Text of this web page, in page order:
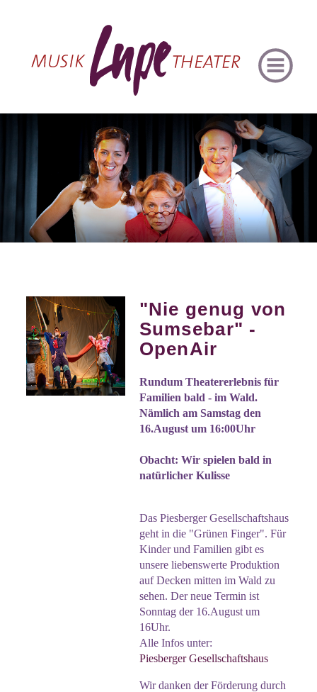
"Nie genug von
Sumsebar" -
OpenAir
Rundum Theatererlebnis für
Familien bald - im Wald.
Nämlich am Samstag den
16.August um 16:00Uhr
Obacht: Wir spielen bald in
natürlicher Kulisse
Das Piesberger Gesellschaftshaus
geht in die "Grünen Finger". Für
Kinder und Familien gibt es
unsere liebenswerte Produktion
auf Decken mitten im Wald zu
sehen. Der neue Termin ist
Sonntag der 16.August um
16Uhr.
Alle Infos unter:
Piesberger Gesellschaftshaus
Wir danken der Förderung durch